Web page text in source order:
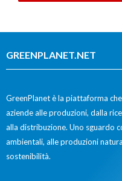
GREENPLANET.NET
GreenPlanet è la piattaforma
aziende alle produzioni, dalla
alla distribuzione. Uno sguardo
ambientali, alle produzioni
sostenibilità.